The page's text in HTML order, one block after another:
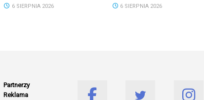
6 SIERPNIA 2026 6 SIERPNIA 2026
Partnerzy
Reklama